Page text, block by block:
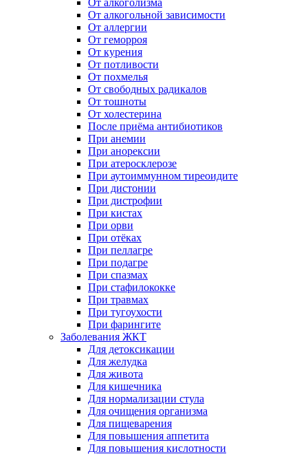
От алкоголизма
От алкогольной зависимости
От аллергии
От геморроя
От курения
От потливости
От похмелья
От свободных радикалов
От тошноты
От холестерина
После приёма антибиотиков
При анемии
При анорексии
При атеросклерозе
При аутоиммунном тиреоидите
При дистонии
При дистрофии
При кистах
При орви
При отёках
При пеллагре
При подагре
При спазмах
При стафилококке
При травмах
При тугоухости
При фарингите
Заболевания ЖКТ
Для детоксикации
Для желудка
Для живота
Для кишечника
Для нормализации стула
Для очищения организма
Для пищеварения
Для повышения аппетита
Для повышения кислотности